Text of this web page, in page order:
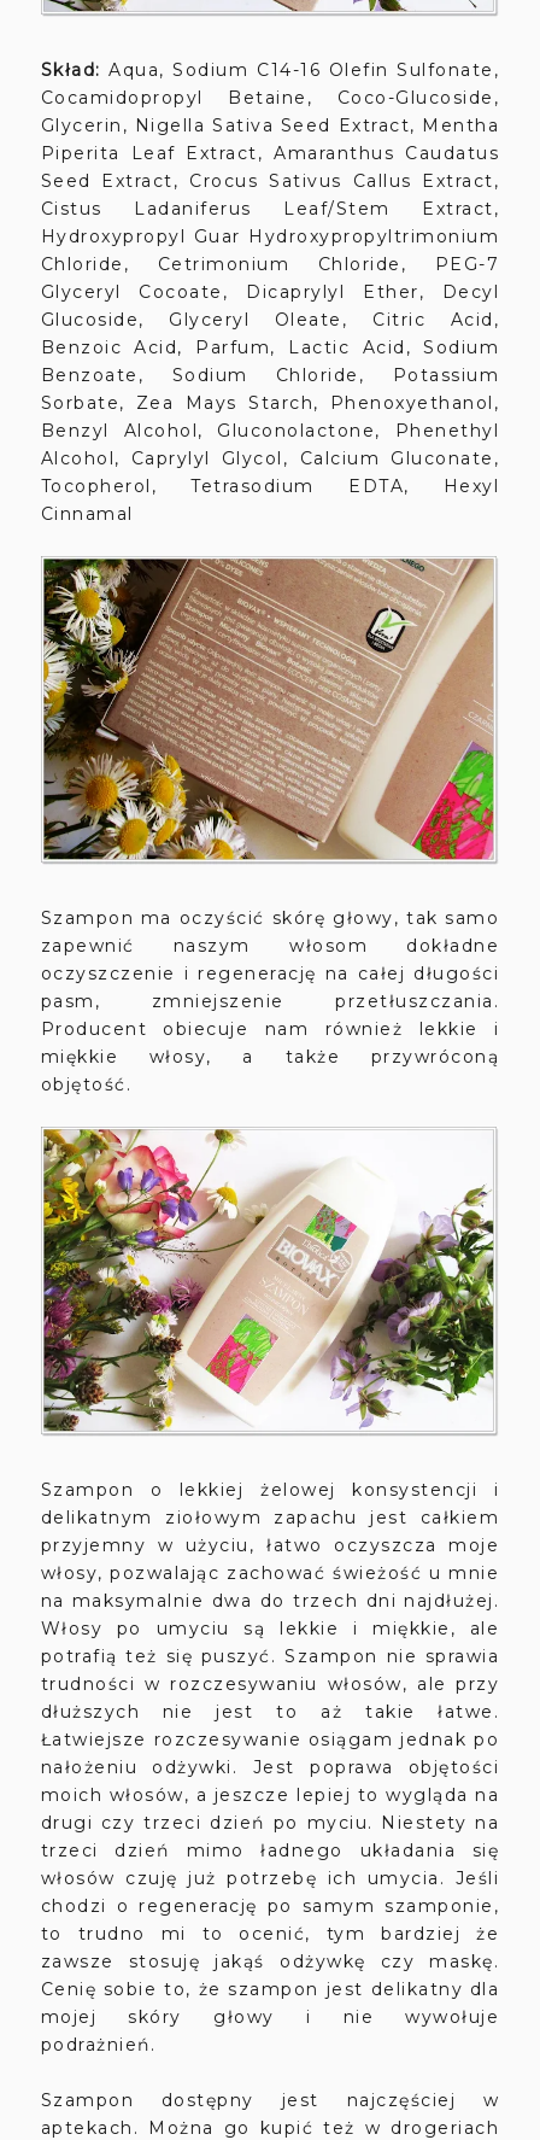
Skład: Aqua, Sodium C14-16 Olefin Sulfonate,
Cocamidopropyl Betaine, Coco-Glucoside,
Glycerin, Nigella Sativa Seed Extract, Mentha
Piperita Leaf Extract, Amaranthus Caudatus
Seed Extract, Crocus Sativus Callus Extract,
Cistus Ladaniferus Leaf/Stem Extract,
Hydroxypropyl Guar Hydroxypropyltrimonium
Chloride, Cetrimonium Chloride, PEG-7
Glyceryl Cocoate, Dicaprylyl Ether, Decyl
Glucoside, Glyceryl Oleate, Citric Acid,
Benzoic Acid, Parfum, Lactic Acid, Sodium
Benzoate, Sodium Chloride, Potassium
Sorbate, Zea Mays Starch, Phenoxyethanol,
Benzyl Alcohol, Gluconolactone, Phenethyl
Alcohol, Caprylyl Glycol, Calcium Gluconate,
Tocopherol, Tetrasodium EDTA, Hexyl
Cinnamal
Szampon ma oczyścić skórę głowy, tak samo
zapewnić naszym włosom dokładne
oczyszczenie i regenerację na całej długości
pasm, zmniejszenie przetłuszczania.
Producent obiecuje nam również lekkie i
miękkie włosy, a także przywróconą
objętość.
Szampon o lekkiej żelowej konsystencji i
delikatnym ziołowym zapachu jest całkiem
przyjemny w użyciu, łatwo oczyszcza moje
włosy, pozwalając zachować świeżość u mnie
na maksymalnie dwa do trzech dni najdłużej.
Włosy po umyciu są lekkie i miękkie, ale
potrafią też się puszyć. Szampon nie sprawia
trudności w rozczesywaniu włosów, ale przy
dłuższych nie jest to aż takie łatwe.
Łatwiejsze rozczesywanie osiągam jednak po
nałożeniu odżywki. Jest poprawa objętości
moich włosów, a jeszcze lepiej to wygląda na
drugi czy trzeci dzień po myciu. Niestety na
trzeci dzień mimo ładnego układania się
włosów czuję już potrzebę ich umycia. Jeśli
chodzi o regenerację po samym szamponie,
to trudno mi to ocenić, tym bardziej że
zawsze stosuję jakąś odżywkę czy maskę.
Cenię sobie to, że szampon jest delikatny dla
mojej skóry głowy i nie wywołuje
podrażnień.
Szampon dostępny jest najczęściej w
aptekach. Można go kupić też w drogeriach